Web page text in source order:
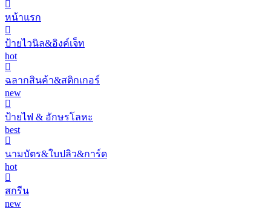
หน้าแรก
ป้ายไวนิล&อิงค์เจ็ท
hot
ฉลากสินค้า&สติกเกอร์
new
ป้ายไฟ & อักษรโลหะ
best
นามบัตร&ใบปลิว&การ์ด
hot
สกรีน
new